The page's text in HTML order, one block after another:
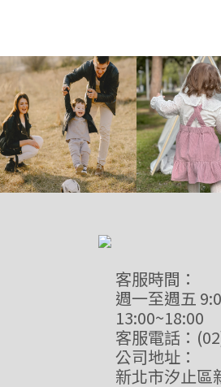
客服時間：
週一至週五
13:00~18:00
客服電話：
公司地址：
新北市汐止區